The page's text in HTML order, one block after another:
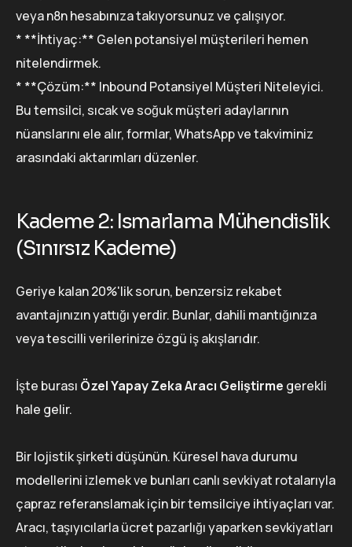
veya n8n hesabınıza takıyorsunuz ve çalışıyor.
* **İhtiyaç:** Gelen potansiyel müşterileri hemen
nitelendirmek.
* **Çözüm:** Inbound Potansiyel Müşteri Niteleyici.
Bu temsilci, sıcak ve soğuk müşteri adaylarının
nüanslarını ele alır, formlar, WhatsApp ve takviminiz
arasındaki aktarımları düzenler.
Kademe 2: Ismarlama Mühendislik
(Sınırsız Kademe)
Geriye kalan 20%'lik sorun, benzersiz rekabet
avantajınızın yattığı yerdir. Bunlar, dahili mantığınıza
veya tescilli verilerinize özgü iş akışlarıdır.
İşte burası Özel Yapay Zeka Aracı Geliştirme gerekli
hale gelir.
Bir lojistik şirketi düşünün. Küresel hava durumu
modellerini izlemek ve bunları canlı sevkiyat rotalarıyla
çapraz referanslamak için bir temsilciye ihtiyaçları var.
Aracı, taşıyıcılarla ücret pazarlığı yaparken sevkiyatları